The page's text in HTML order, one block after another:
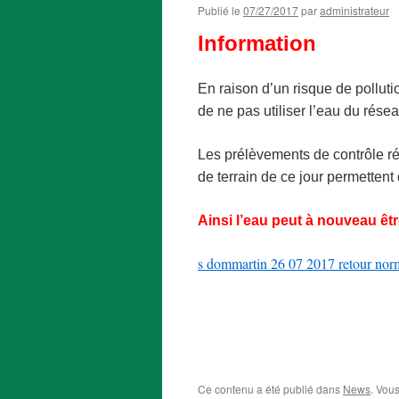
Publié le 07/27/2017paradministrateur
Information
En raison d’un risque de
de ne pas utiliser l’eau du
Les prélèvements de contrôle
de terrain de ce jour
Ainsi l’eau peut à nouveau
s dommartin 26 07 2017 retour
Ce contenu a été publié dans News.